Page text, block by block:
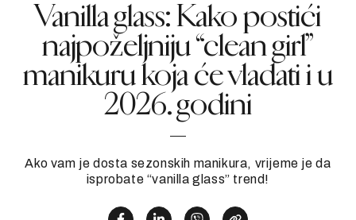
Vanilla glass: Kako postići
najpoželjniju “clean girl”
manikuru koja će vladati i u
2026. godini
Ako vam je dosta sezonskih manikura, vrijeme je da
isprobate “vanilla glass” trend!